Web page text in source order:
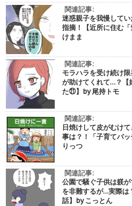
関連記事:
迷惑親子を我慢して
指摘！【近所に住む
けまま
関連記事:
モラハラを受け続け
が助けてくれて…？【
た㉑】by 尾持トモ
関連記事:
日焼けして皮がむけ
事は？！「子育てバ
りっつ
関連記事:
公園で騒ぐ子供は躾
を非難するが…実際
話】by こっとん